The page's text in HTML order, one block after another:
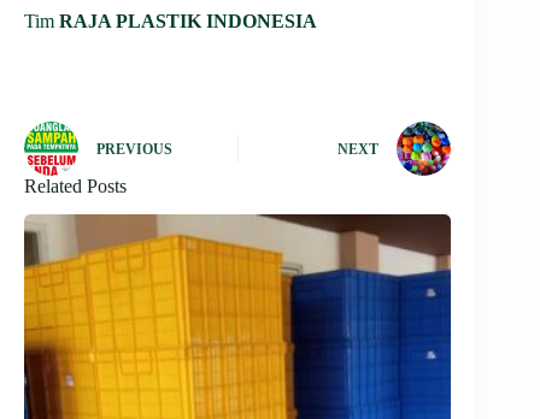
Tim RAJA PLASTIK INDONESIA
PREVIOUS NEXT
Related Posts